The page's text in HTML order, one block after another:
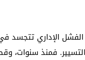
الفشل الإداري
فمنذ سنوات،